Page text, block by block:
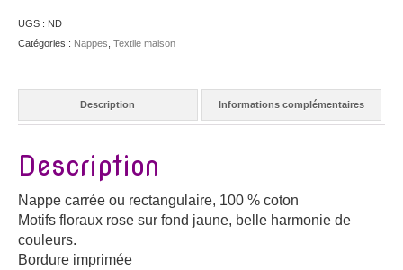
UGS : ND
Catégories : Nappes Textile maison
Description Informations complémentaires
Description
Nappe carrée ou rectangulaire, 100 % coton
Motifs floraux rose sur fond jaune, belle harmonie de
couleurs.
Bordure imprimée